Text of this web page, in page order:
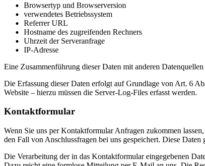
Browsertyp und Browserversion
verwendetes Betriebssystem
Referrer URL
Hostname des zugreifenden Rechners
Uhrzeit der Serveranfrage
IP-Adresse
Eine Zusammenführung dieser Daten mit anderen
Die Erfassung dieser Daten erfolgt auf Grundlage von Art. 6
Website – hierzu müssen die Server-Log-Files erfasst werden.
Kontaktformular
Wenn Sie uns per Kontaktformular Anfragen zukommen
den Fall von Anschlussfragen bei uns gespeichert. Diese
Die Verarbeitung der in das Kontaktformular eingegebenen